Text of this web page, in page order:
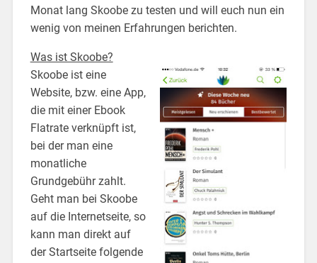
Monat lang Skoobe zu testen und will euch nun ein
wenig von meinen Erfahrungen berichten.
Was ist Skoobe?
Skoobe ist eine
Website, bzw. eine App,
die mit einer Ebook
Flatrate verknüpft ist,
bei der man eine
monatliche
Grundgebühr zahlt.
Geht man bei Skoobe
auf die Internetseite, so
kann man direkt auf
der Startseite folgende